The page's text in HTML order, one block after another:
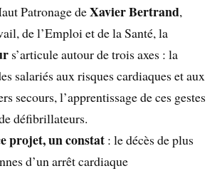
Patronage deXavier Bertrand,
de l’Emploi et de la Santé, la
s’articule autour de trois axes : la
salariés aux risques cardiaques et aux
secours, l’apprentissage de ces gestes
défibrillateurs.
projet, un constat : le décès de plus
d’un arrêt cardiaque